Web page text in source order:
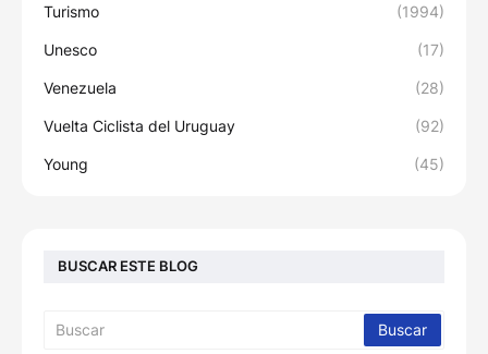
Turismo (1994)
Unesco (17)
Venezuela (28)
Vuelta Ciclista del Uruguay (92)
Young (45)
BUSCAR ESTE BLOG